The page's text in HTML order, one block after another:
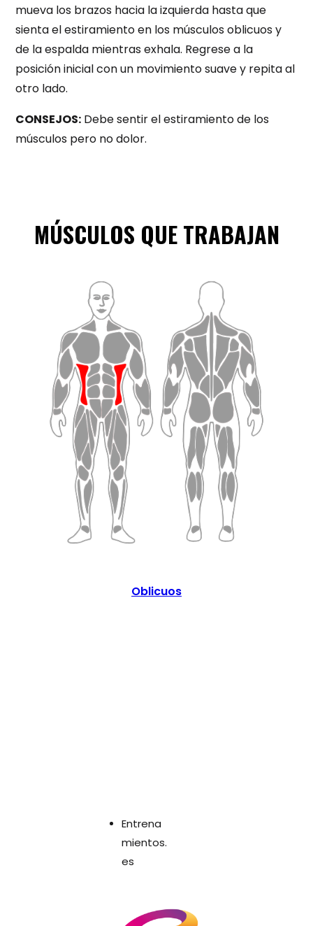
mueva los brazos hacia la izquierda hasta que
sienta el estiramiento en los músculos oblicuos y
de la espalda mientras exhala. Regrese a la
posición inicial con un movimiento suave y repita al
otro lado.
CONSEJOS: Debe sentir el estiramiento de los
músculos pero no dolor.
MÚSCULOS QUE TRABAJAN
Oblicuos
Entrena
mientos.
es